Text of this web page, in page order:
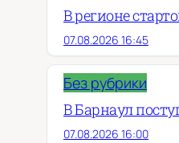
В регионе
07.08.2026 16:45
Без рубрики
В Барнаул
07.08.2026 16:00